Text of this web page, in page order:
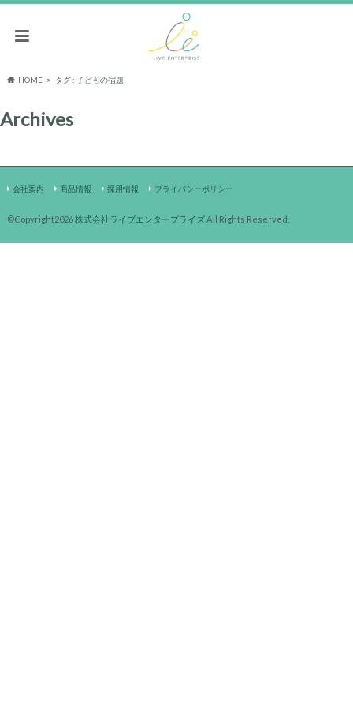
HOME タグ : 子どもの宿題
Archives
会社案内 商品情報 採用情報 プライバシーポリシー
©Copyright2026株式会社ライブエンタープライズ.All Rights Reserved.